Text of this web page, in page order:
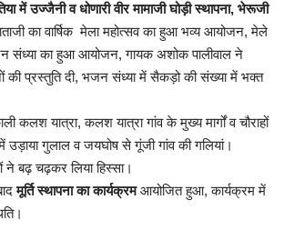
में उज्जैनी व धोणारी वीर मामाजी घोड़ी स्थापना, भेरूजी
का वार्षिक मेला महोत्सव का हुआ भव्य आयोजन, मेले
संध्या का हुआ आयोजन, गायक अशोक पालीवाल ने
की प्रस्तुति दी, भजन संध्या में सैकड़ो की संख्या में भक्त
कलश यात्रा, कलश यात्रा गांव के मुख्य मार्गों व चौराहों
गुलाल व जयघोष से गूंजी गांव की गलियां।
बढ़ चढ़कर लिया हिस्सा।
मूर्ति स्थापना का कार्यक्रमआयोजित हुआ, कार्यक्रम में